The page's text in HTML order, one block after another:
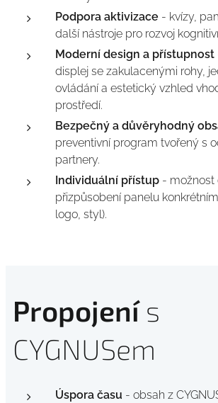
Podpora aktivizace - kvízy,
další nástroje pro rozvoj
Moderní design a přístupnost
displej se zakulacenými rohy,
ovládání a estetický vzhled
prostředí.
Bezpečný a důvěryhodný
preventivní program tvořený s
partnery.
Individuální přístup - možnost
přizpůsobení panelu
logo, styl).
Propojenís
CYGNUSem
Úspora času - obsah z